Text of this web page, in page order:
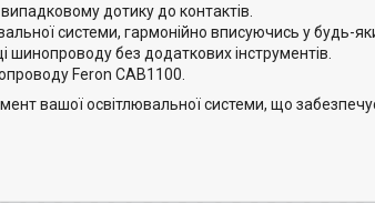
дотику до контактів.
системи, гармонійно вписуючись у будь-
шинопроводу без додаткових інструментів.
Feron CAB1100
вашої освітлювальної системи, що забезпечує